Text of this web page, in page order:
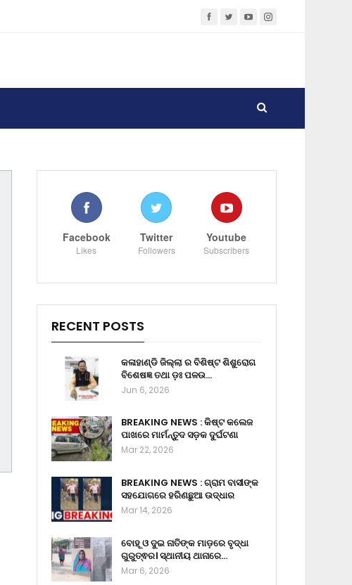
Facebook
Likes
Twitter
Followers
Youtube
Subscribers
RECENT POSTS
କଳାହାଣ୍ଡି ଜିଲ୍ଲା ର ବିଶିଷ୍ଟ ଶିଶୁରୋଗ
ବିଶେଷଜ୍ଞ ତଥା ଡ଼ଃ ପଳଉ…
Jun 6, 2026
BREAKING NEWS : କିଷ୍ଟ କଲେଜ
ପାଖରେ ମାର୍ମନ୍ତୁଦ ସଡ଼କ ଦୁର୍ଘଟଣା
Mar 22, 2026
BREAKING NEWS : ଗ୍ରାମ ବାସୀଙ୍କ
ସହଯୋଗରେ ହରିଣଛୁଆ ଉଦ୍ଧାର
Mar 14, 2026
ବୋହୂ ଓ ଦୁଇ ନାତିଙ୍କ ମାଡ଼ରେ ବୃଦ୍ଧା
ଗୁରୁତ୍ଵର। ସ୍ଥାନୀୟ ଥାନାରେ…
Mar 6, 2026